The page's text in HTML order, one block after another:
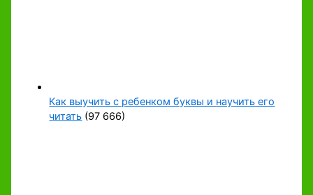
Как выучить с ребенком буквы и научить его
читать (97 666)